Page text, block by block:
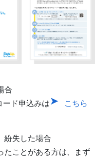
合
ド申込みは
こちら
紛失した場合
とがある方は、まず